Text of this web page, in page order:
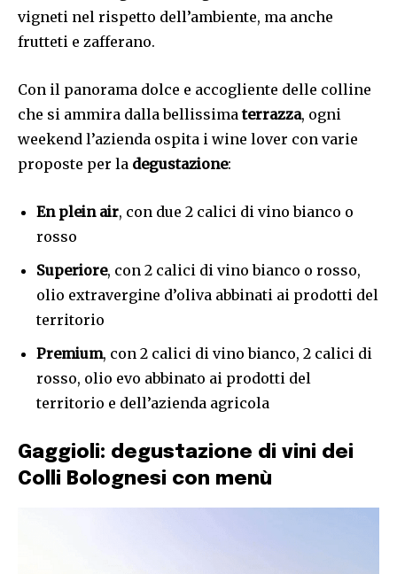
vigneti nel rispetto dell’ambiente, ma anche
frutteti e zafferano.
Con il panorama dolce e accogliente delle colline
che si ammira dalla bellissimaterrazza, ogni
weekend l’azienda ospita i wine lover con varie
proposte per la degustazione:
En plein air, con due 2 calici di vino bianco o
rosso
Superiore, con 2 calici di vino bianco o rosso,
olio extravergine d’oliva abbinati ai prodotti del
territorio
Premium, con 2 calici di vino bianco, 2 calici di
rosso, olio evo abbinato ai prodotti del
territorio e dell’azienda agricola
Gaggioli: degustazione di vini dei
Colli Bolognesi con menù